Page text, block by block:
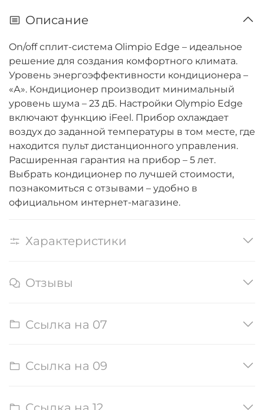
Описание
On/off сплит-система Olimpio Edge – идеальное
решение для создания комфортного климата.
Уровень энергоэффективности кондиционера –
«А». Кондиционер производит минимальный
уровень шума – 23 дБ. Настройки Olympio Edge
включают функцию iFeel. Прибор охлаждает
воздух до заданной температуры в том месте, где
находится пульт дистанционного управления.
Расширенная гарантия на прибор – 5 лет.
Выбрать кондиционер по лучшей стоимости,
познакомиться с отзывами – удобно в
официальном интернет-магазине.
Характеристики
Отзывы
Ссылка на 07
Ссылка на 09